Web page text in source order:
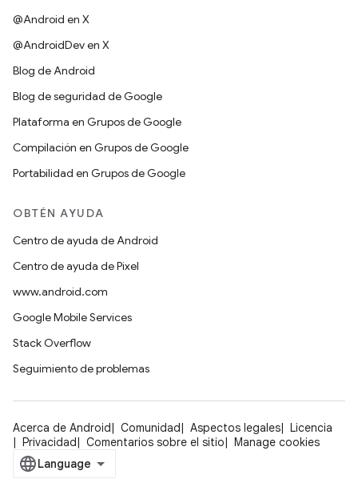
@Android en X
@AndroidDev en X
Blog de Android
Blog de seguridad de Google
Plataforma en Grupos de Google
Compilación en Grupos de Google
Portabilidad en Grupos de Google
OBTÉN AYUDA
Centro de ayuda de Android
Centro de ayuda de Pixel
www.android.com
Google Mobile Services
Stack Overflow
Seguimiento de problemas
Acerca de Android Comunidad Aspectos legales
Licencia
Privacidad
Comentarios sobre el sitio Manage cookies